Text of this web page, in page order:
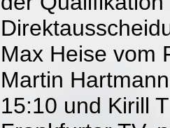
Max Heise vom
Martin
15:10 und Kirill